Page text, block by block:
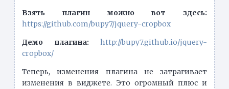
Взять плагин можно вот здесь:
https://github.com/bupy7/jquery-cropbox
Демо плагина:
http://bupy7.github.io/jquery-
cropbox/
Теперь, изменения плагина не затрагивает
изменения в виджете. Это огромный плюс и